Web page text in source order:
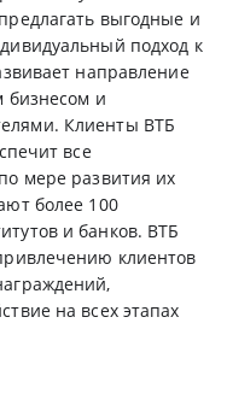
выгодные и
подход к
направление
бизнесом и
Клиенты ВТБ
все
мере развития их
более 100
и банков. ВТБ
клиентов
на всех этапах